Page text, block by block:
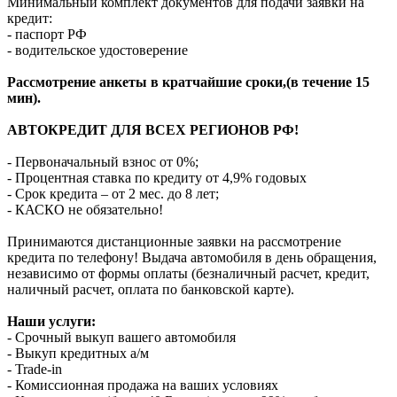
кредит:
- паспорт РФ
- водительское удостоверение
Рассмотрение анкеты в кратчайшие сроки,(в течение 15
мин).
АВТОКРЕДИТ ДЛЯ ВСЕХ РЕГИОНОВ РФ!
- Первоначальный взнос от 0%;
- Процентная ставка по кредиту от 4,9% годовых
- Срок кредита – от 2 мес. до 8 лет;
- КАСКО не обязательно!
Принимаются дистанционные заявки на рассмотрение
кредита по телефону! Выдача автомобиля в день обращения,
независимо от формы оплаты (безналичный расчет, кредит,
наличный расчет, оплата по банковской карте).
Наши услуги:
- Срочный выкуп вашего автомобиля
- Выкуп кредитных а/м
- Trade-in
- Комиссионная продажа на ваших условиях